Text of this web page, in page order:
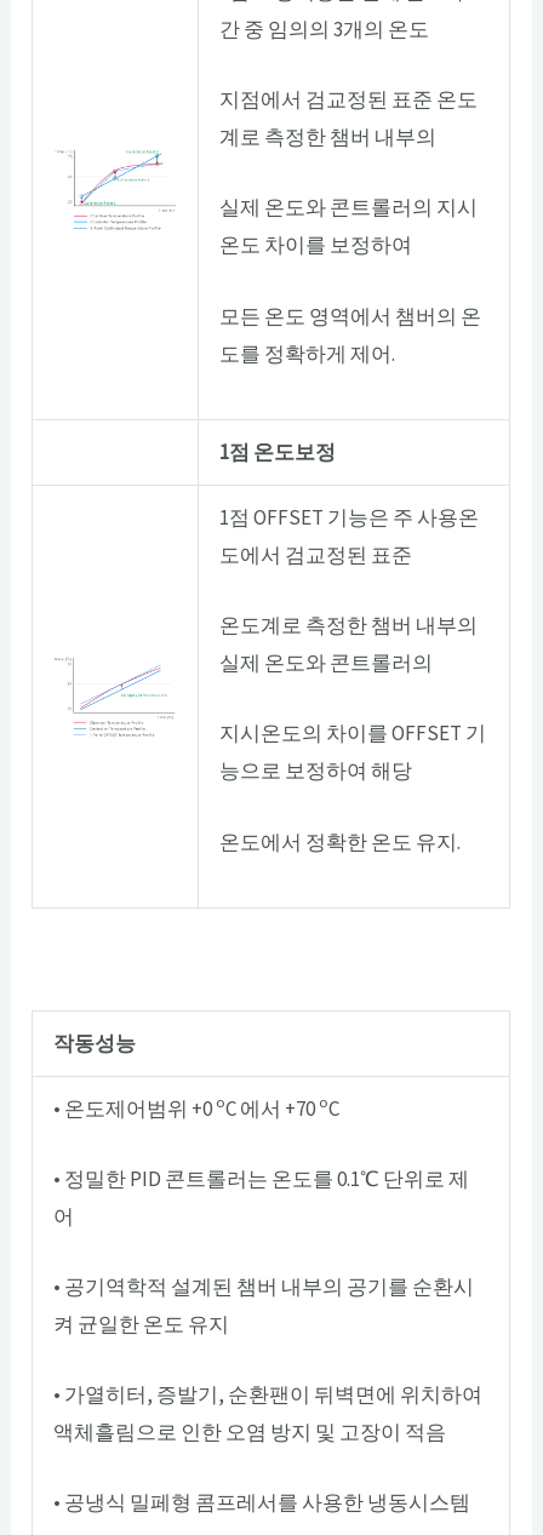
간 중 임의의 3개의 온도
지점에서 검교정된 표준 온도
계로 측정한 챔버 내부의
실제 온도와 콘트롤러의 지시
온도 차이를 보정하여
모든 온도 영역에서 챔버의 온
도를 정확하게 제어.
1점 온도보정
1점 OFFSET 기능은 주 사용온
도에서 검교정된 표준
온도계로 측정한 챔버 내부의
실제 온도와 콘트롤러의
지시온도의 차이를 OFFSET 기
능으로 보정하여 해당
온도에서 정확한 온도 유지.
작동성능
• 온도제어범위 +0 oC 에서 +70 oC
• 정밀한 PID 콘트롤러는 온도를 0.1℃ 단위로 제
어
• 공기역학적 설계된 챔버 내부의 공기를 순환시
켜 균일한 온도 유지
• 가열히터, 증발기, 순환팬이 뒤벽면에 위치하여
액체흘림으로 인한 오염 방지 및 고장이 적음
• 공냉식 밀페형 콤프레서를 사용한 냉동시스템